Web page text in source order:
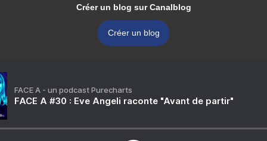
Créer un blog sur Canalblog
Créer un blog
FACE A - un podcast Purecharts
FACE A #30 : Eve Angeli raconte "Avant de partir"